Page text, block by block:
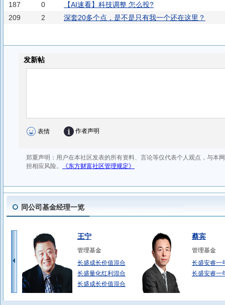
187
0
【AI速看】科技调整 怎么投?
209
2 深套20多个点，是不是只有我一个还在这里？
同公司基金经理一览
王宁
管理基金
长盛成长价值混合
长盛量化红利混合
长盛成长价值混合
蔡宾
管理基金
长盛安睿一
长盛安睿一
段鹏 李琪